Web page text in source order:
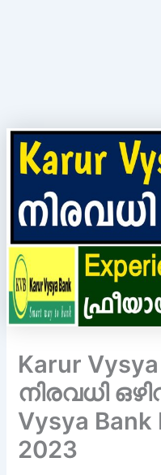
Karur
നിരവധി
Vysya
2023